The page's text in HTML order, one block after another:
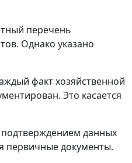
перечень
Однако указано
факт хозяйственной
Это касается
подтверждением данных
первичные документы.